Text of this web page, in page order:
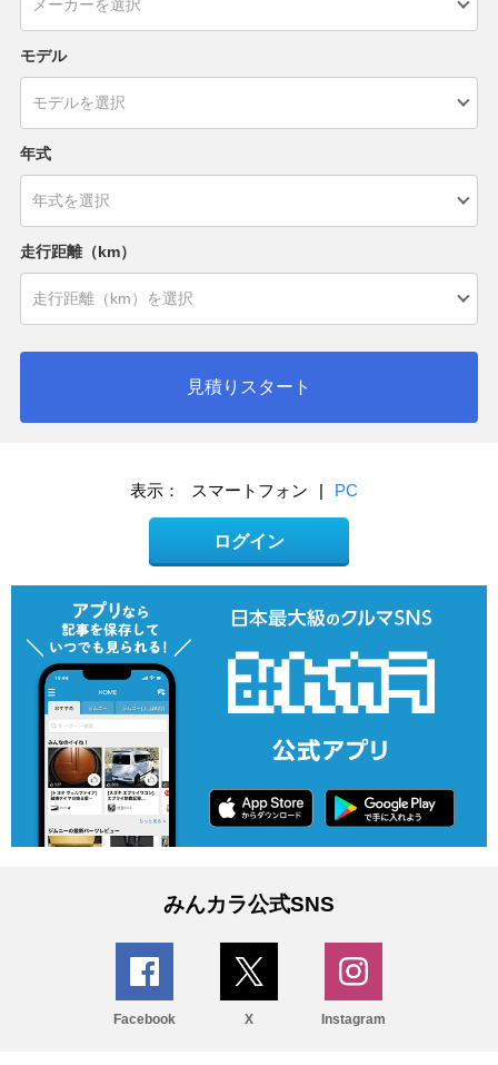
モデル
年式
走行距離（km）
見積りスタート
表示： スマートフォン | PC
ログイン
みんカラ公式SNS
Facebook X Instagram